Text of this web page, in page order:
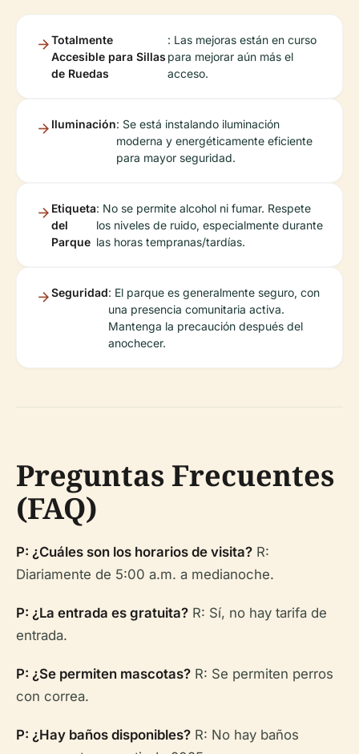
Totalmente
Accesible para Sillas
de Ruedas
: Las mejoras están en curso
para mejorar aún más el
acceso.
Iluminación: Se está instalando iluminación
moderna y energéticamente eficiente
para mayor seguridad.
Etiqueta
del
Parque
: No se permite alcohol ni fumar. Respete
los niveles de ruido, especialmente durante
las horas tempranas/tardías.
Seguridad: El parque es generalmente seguro, con
una presencia comunitaria activa.
Mantenga la precaución después del
anochecer.
Preguntas Frecuentes
(FAQ)
P: ¿Cuáles son los horarios de visita? R:
Diariamente de 5:00 a.m. a medianoche.
P: ¿La entrada es gratuita? R: Sí, no hay tarifa de
entrada.
P: ¿Se permiten mascotas? R: Se permiten perros
con correa.
P: ¿Hay baños disponibles? R: No hay baños